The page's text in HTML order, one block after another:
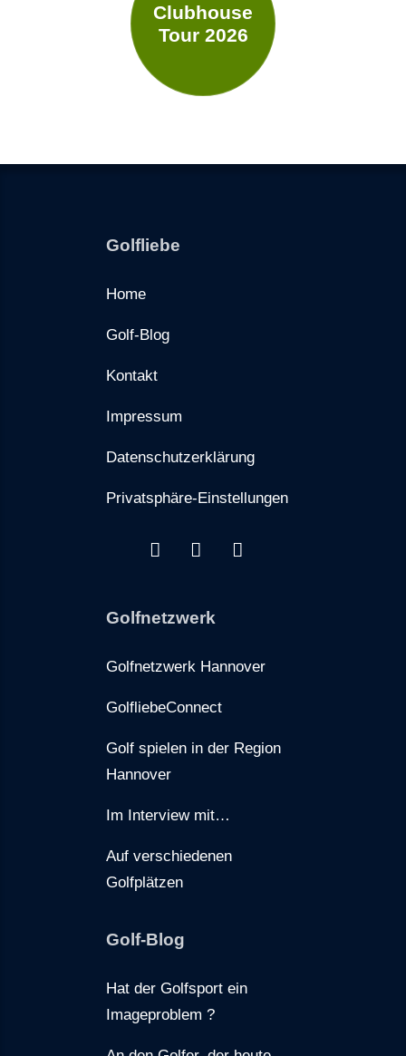
Clubhouse
Tour 2026
Golfliebe
Home
Golf-Blog
Kontakt
Impressum
Datenschutzerklärung
Privatsphäre-Einstellungen
Golfnetzwerk
Golfnetzwerk Hannover
GolfliebeConnect
Golf spielen in der Region
Hannover
Im Interview mit…
Auf verschiedenen
Golfplätzen
Golf-Blog
Hat der Golfsport ein
Imageproblem ?